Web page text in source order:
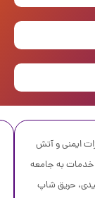
ایمنی و آتش
خدمات به جامعه
حریق شاپ